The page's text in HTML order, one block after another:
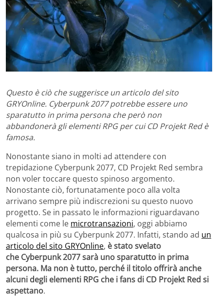
Questo è ciò che suggerisce un articolo del sito
GRYOnline. Cyberpunk 2077 potrebbe essere uno
sparatutto in prima persona che però non
abbandonerà gli elementi RPG per cui CD Projekt Red è
famosa.
Nonostante siano in molti ad attendere con
trepidazione Cyberpunk 2077, CD Projekt Red sembra
non voler toccare questo spinoso argomento.
Nonostante ciò, fortunatamente poco alla volta
arrivano sempre più indiscrezioni su questo nuovo
progetto. Se in passato le informazioni riguardavano
elementi come le microtransazioni, oggi abbiamo
qualcosa in più su Cyberpunk 2077. Infatti, stando ad un
articolo del sito GRYOnline, è stato svelato
che Cyberpunk 2077 sarà uno sparatutto in prima
persona. Ma non è tutto, perché il titolo offrirà anche
alcuni degli elementi RPG che i fans di CD Projekt Red si
aspettano.